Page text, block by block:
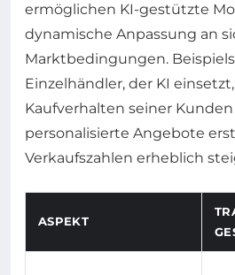
ermöglichen KI-gestützte
dynamische Anpassung an
Marktbedingungen.
Einzelhändler, der KI
Kaufverhalten seiner Kunden
personalisierte Angebote
Verkaufszahlen erheblich
ASPEKT